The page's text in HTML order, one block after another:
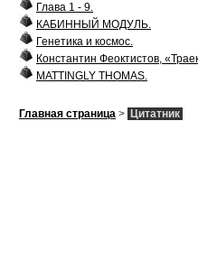
Глава 1 - 9.
КАБИННЫЙ МОДУЛЬ.
Генетика и космос.
Константин Феоктистов,
MATTINGLY THOMAS.
Главная страница > Цитатник